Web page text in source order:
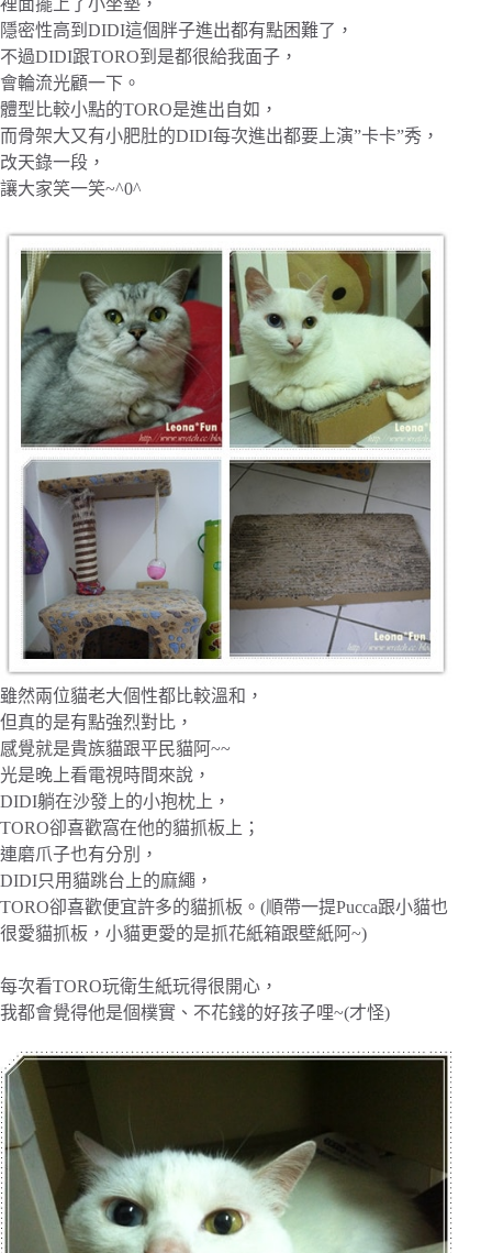
裡面擺上了小坐墊，
隱密性高到DIDI這個胖子進出都有點困難了，
不過DIDI跟TORO到是都很給我面子，
會輪流光顧一下。
體型比較小點的TORO是進出自如，
而骨架大又有小肥肚的DIDI每次進出都要上演”卡卡”秀，
改天錄一段，
讓大家笑一笑~^0^
雖然兩位貓老大個性都比較溫和，
但真的是有點強烈對比，
感覺就是貴族貓跟平民貓阿~~
光是晚上看電視時間來說，
DIDI躺在沙發上的小抱枕上，
TORO卻喜歡窩在他的貓抓板上；
連磨爪子也有分別，
DIDI只用貓跳台上的麻繩，
TORO卻喜歡便宜許多的貓抓板。(順帶一提Pucca跟小貓也
很愛貓抓板，小貓更愛的是抓花紙箱跟壁紙阿~)
每次看TORO玩衛生紙玩得很開心，
我都會覺得他是個樸實、不花錢的好孩子哩~(才怪)